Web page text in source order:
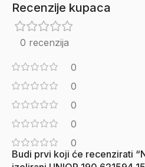
Recenzije kupaca
0 recenzija
0
0
0
0
0
Budi prvi koji će recenzirati